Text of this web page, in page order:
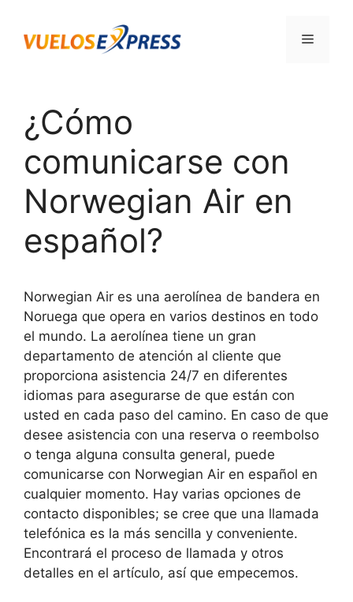
contenido
Menú
¿Cómo
comunicarse con
Norwegian Air en
español?
Norwegian Air es una aerolínea de bandera en
Noruega que opera en varios destinos en todo
el mundo. La aerolínea tiene un gran
departamento de atención al cliente que
proporciona asistencia 24/7 en diferentes
idiomas para asegurarse de que están con
usted en cada paso del camino. En caso de que
desee asistencia con una reserva o reembolso
o tenga alguna consulta general, puede
comunicarse con Norwegian Air en español en
cualquier momento. Hay varias opciones de
contacto disponibles; se cree que una llamada
telefónica es la más sencilla y conveniente.
Encontrará el proceso de llamada y otros
detalles en el artículo, así que empecemos.